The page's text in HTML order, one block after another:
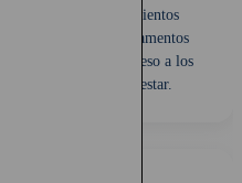
puede cubrir tratamientos
terapias y medicamentos
tu mascota tenga acceso a los
su salud y bienestar.